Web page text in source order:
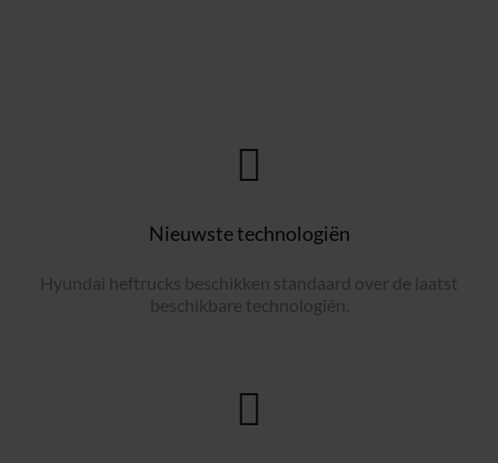
Nieuwste technologiën
Hyundai heftrucks beschikken standaard over de laatst
beschikbare technologiën.